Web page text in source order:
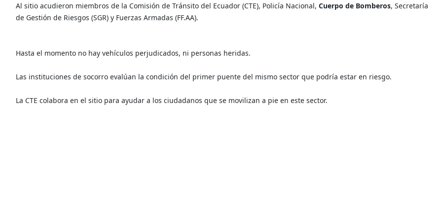
Al sitio acudieron miembros de la Comisión de Tránsito del Ecuador (CTE), Policía Nacional, Cuerpo de Bomberos, Secretaría
de Gestión de Riesgos (SGR) y Fuerzas Armadas (FF.AA).
Hasta el momento no hay vehículos perjudicados, ni personas heridas.
Las instituciones de socorro evalúan la condición del primer puente del mismo sector que podría estar en riesgo.
La CTE colabora en el sitio para ayudar a los ciudadanos que se movilizan a pie en este sector.